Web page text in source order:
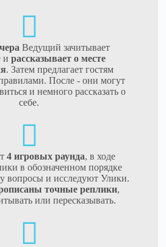
Ведущий зачитывает
ирассказывает о месте
. Затем предлагает гостям
После - они могут
и немного рассказать о
себе.
4 игровых раунда, в ходе
в обозначенном порядке
вопросы и исследуют Улики.
точные реплики,
или пересказывать.